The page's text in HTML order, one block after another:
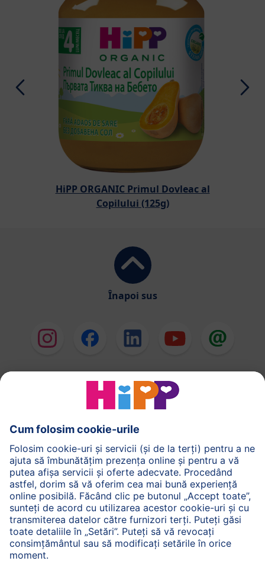
HiPP ORGANIC Primul Dovleac al
Copilului (125g)
Înapoi sus
HiPP Hrană pentru sugari
HiPP Hrană pentru copii mici
HiPP Îngrijirea pielii
HiPP Sarcină
Politica de Confidenţialitate
Termenii generali pentru utilizarea serviciilor noastre
web
Imprimare
Despre HiPP Contact